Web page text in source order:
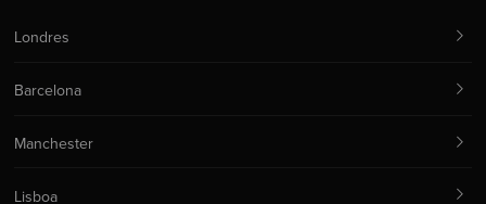
Londres
Barcelona
Manchester
Lisboa